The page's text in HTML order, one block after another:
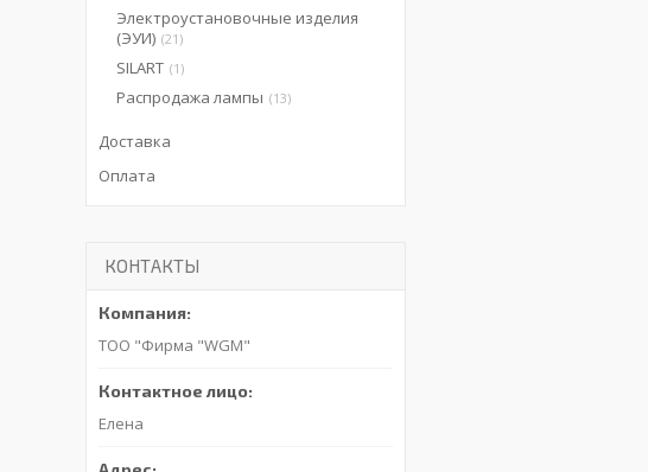
Электроустановочные изделия
(ЭУИ) 21
SILART 1
Распродажа лампы 13
Доставка
Оплата
КОНТАКТЫ
ТОО "Фирма "WGM"
Елена